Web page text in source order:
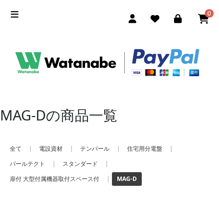
0
MAG-Dの商品一覧
全て | 電設資材 | テンパール | 住宅用分電盤
|
パールテクト
| スタンダード
|
扉付 大型付属機器取付スペース付
| MAG-D